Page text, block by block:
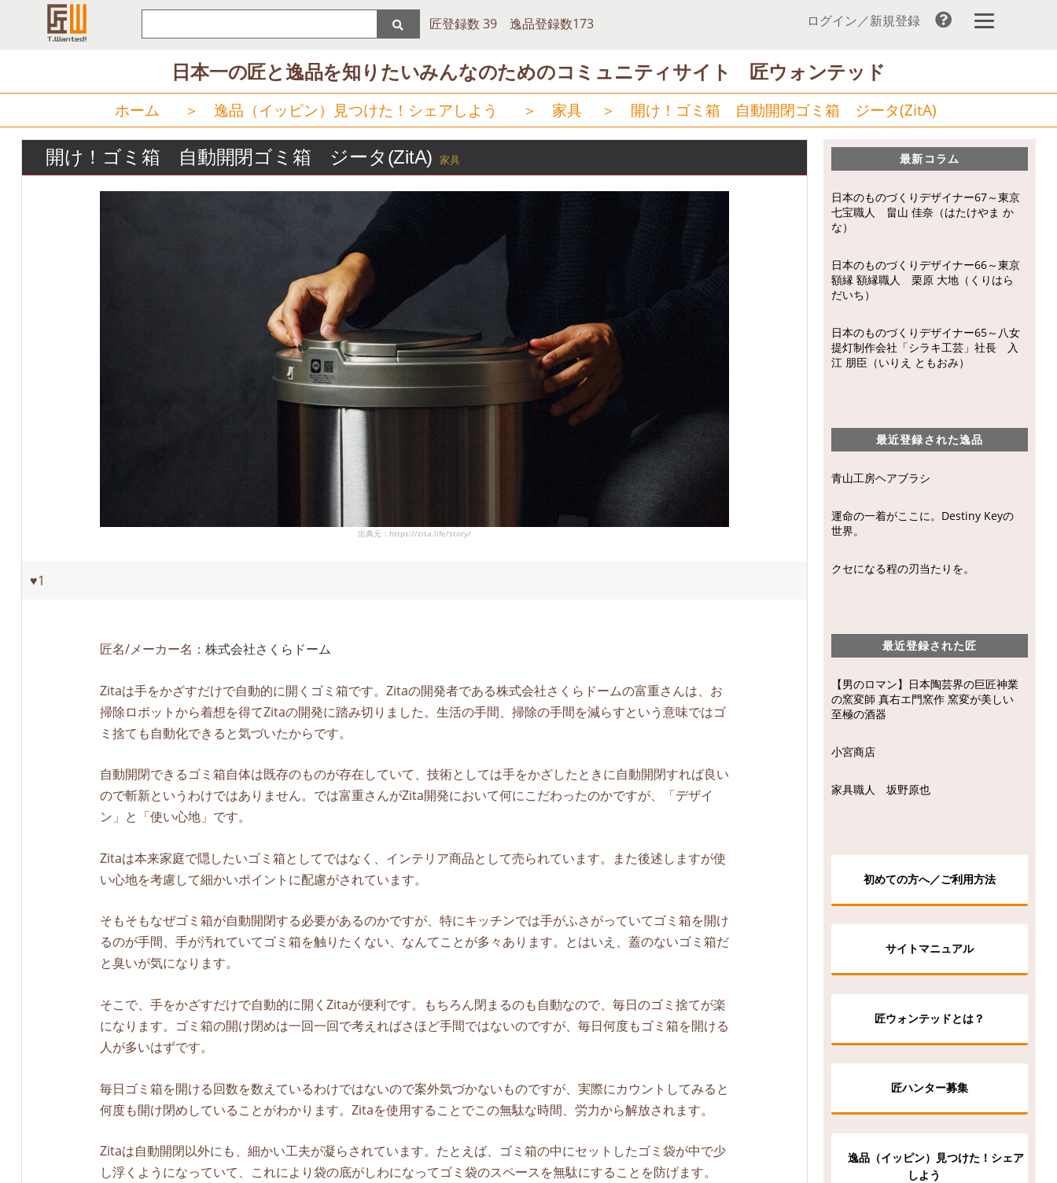
ツ
匠登録数 39 逸品登録数173 ログイン／新規登録
日本一の匠と逸品を知りたいみんなのためのコミュニティサイト 匠ウォンテッド
ホーム
＞ 逸品（イッピン）見つけた！シェアしよう ＞ 家具 ＞ 開け！ゴミ箱 自動開閉ゴミ箱 ジータ(ZitA)
開け！ゴミ箱 自動開閉ゴミ箱 ジータ(ZitA) 家具
出典元：https://zita.life/story/
♥1
匠名/メーカー名： 株式会社さくらドーム
Zitaは手をかざすだけで自動的に開くゴミ箱です。Zitaの開発者である株式会社さくらドームの富重さんは、お
掃除ロボットから着想を得てZitaの開発に踏み切りました。生活の手間、掃除の手間を減らすという意味ではゴ
ミ捨ても自動化できると気づいたからです。
自動開閉できるゴミ箱自体は既存のものが存在していて、技術としては手をかざしたときに自動開閉すれば良い
ので斬新というわけではありません。では富重さんがZita開発において何にこだわったのかですが、「デザイ
ン」と「使い心地」です。
Zitaは本来家庭で隠したいゴミ箱としてではなく、インテリア商品として売られています。また後述しますが使
い心地を考慮して細かいポイントに配慮がされています。
そもそもなぜゴミ箱が自動開閉する必要があるのかですが、特にキッチンでは手がふさがっていてゴミ箱を開け
るのが手間、手が汚れていてゴミ箱を触りたくない、なんてことが多々あります。とはいえ、蓋のないゴミ箱だ
と臭いが気になります。
そこで、手をかざすだけで自動的に開くZitaが便利です。もちろん閉まるのも自動なので、毎日のゴミ捨てが楽
になります。ゴミ箱の開け閉めは一回一回で考えればさほど手間ではないのですが、毎日何度もゴミ箱を開ける
人が多いはずです。
毎日ゴミ箱を開ける回数を数えているわけではないので案外気づかないものですが、実際にカウントしてみると
何度も開け閉めしていることがわかります。Zitaを使用することでこの無駄な時間、労力から解放されます。
Zitaは自動開閉以外にも、細かい工夫が凝らされています。たとえば、ゴミ箱の中にセットしたゴミ袋が中で少
し浮くようになっていて、これにより袋の底がしわになってゴミ袋のスペースを無駄にすることを防げます。
最新コラム
日本のものづくりデザイナー67～東京
七宝職人 畠山 佳奈（はたけやま か
な）
日本のものづくりデザイナー66～東京
額縁 額縁職人 栗原 大地（くりはら
だいち）
日本のものづくりデザイナー65～八女
提灯制作会社「シラキ工芸」社長 入
江 朋臣（いりえ ともおみ）
最近登録された逸品
青山工房ヘアブラシ
運命の一着がここに。Destiny Keyの
世界。
クセになる程の刃当たりを。
最近登録された匠
【男のロマン】日本陶芸界の巨匠神業
の窯変師 真右エ門窯作 窯変が美しい
至極の酒器
小宮商店
家具職人 坂野原也
初めての方へ／ご利用方法
サイトマニュアル
匠ウォンテッドとは？
匠ハンター募集
逸品（イッピン）見つけた！シェア
しよう